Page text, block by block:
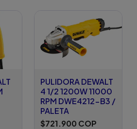
PULIDORA DEWALT
4 1/2 1200W 11000
RPM DWE4212-B3 /
PALETA
$721.900 COP